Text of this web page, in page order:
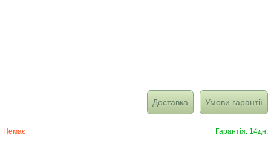
Доставка Умови гарантії
Немає Гарантія: 14дн.